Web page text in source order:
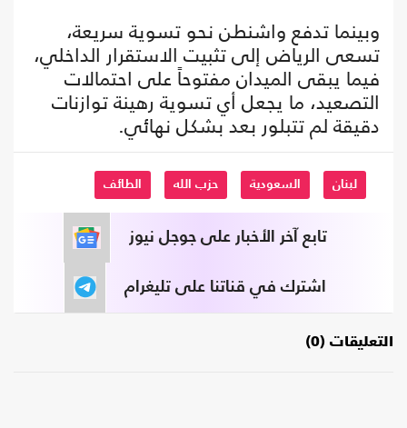
وبينما تدفع واشنطن نحو تسوية سريعة،
تسعى الرياض إلى تثبيت الاستقرار الداخلي،
فيما يبقى الميدان مفتوحاً على احتمالات
التصعيد، ما يجعل أي تسوية رهينة توازنات
دقيقة لم تتبلور بعد بشكل نهائي.
لبنان السعودية حزب الله الطائف
تابع آخر الأخبار على جوجل نيوز
اشترك في قناتنا على تليغرام
التعليقات (0)